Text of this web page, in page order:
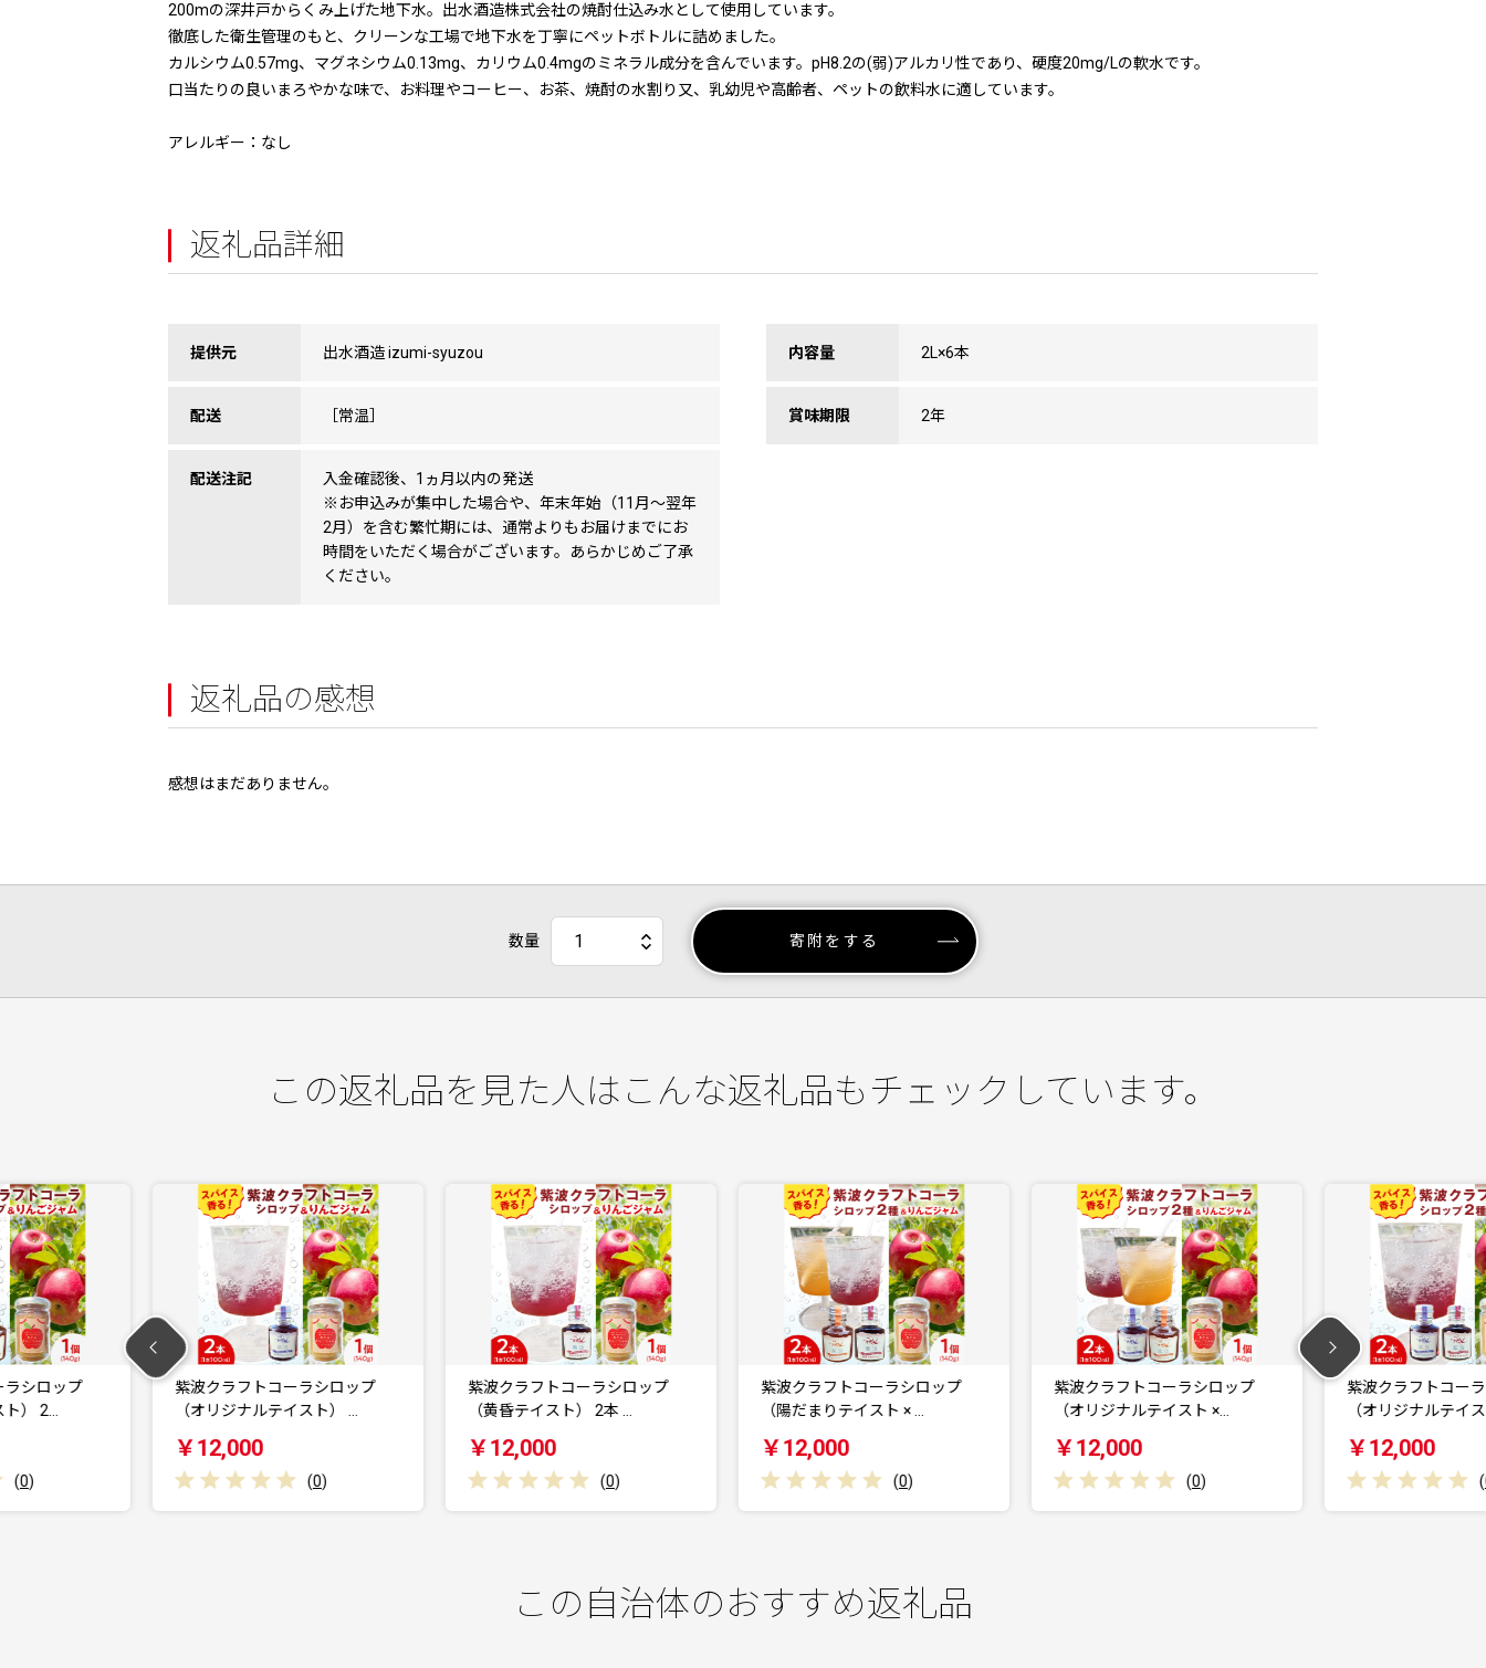
200mの深井戸からくみ上げた地下水。出水酒造株式会社の焼酎仕込み水として使用しています。
徹底した衛生管理のもと、クリーンな工場で地下水を丁寧にペットボトルに詰めました。
カルシウム0.57mg、マグネシウム0.13mg、カリウム0.4mgのミネラル成分を含んでいます。pH8.2の(弱)アルカリ性であり、硬度20mg/Lの軟水です。
口当たりの良いまろやかな味で、お料理やコーヒー、お茶、焼酎の水割り又、乳幼児や高齢者、ペットの飲料水に適しています。
アレルギー：なし
返礼品詳細
提供元 出水酒造 izumi-syuzou
配送 ［常温］
配送注記
入金確認後、1ヵ月以内の発送
※お申込みが集中した場合や、年末年始（11月～翌年
2月）を含む繁忙期には、通常よりもお届けまでにお
時間をいただく場合がございます。あらかじめご了承
ください。
内容量 2L×6本
賞味期限 2年
返礼品の感想
感想はまだありません。
数量 寄附をする
この返礼品を見た人はこんな返礼品もチェックしています。
ラシロップ
スト） …
(
紫波クラフトコーラシロップ
（黄昏テイスト） 2本 …
￥12,000
(
紫波クラフトコーラシロップ
（陽だまりテイスト × …
￥12,000
(
紫波クラフトコーラシロップ
（オリジナルテイスト ×…
￥12,000
(
紫波クラフトコーラシロップ
（オリジナルテイスト …
￥12,000
(
紫波クラフトコ
昏テイスト) 10…
￥12,500
この自治体のおすすめ返礼品